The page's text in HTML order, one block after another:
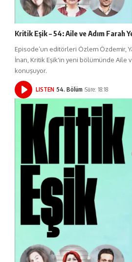
Kritik Eşik – 54: Aile ve Adım Farah
Episode’un editörleri Özlem Özdemir,
İnan, Kritik Eşik'in yeni bölümünde Aile
konuşuyor.
LISTEN 54. Bölüm Süre: 18:18